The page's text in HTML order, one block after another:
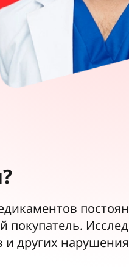
покупатель.
других